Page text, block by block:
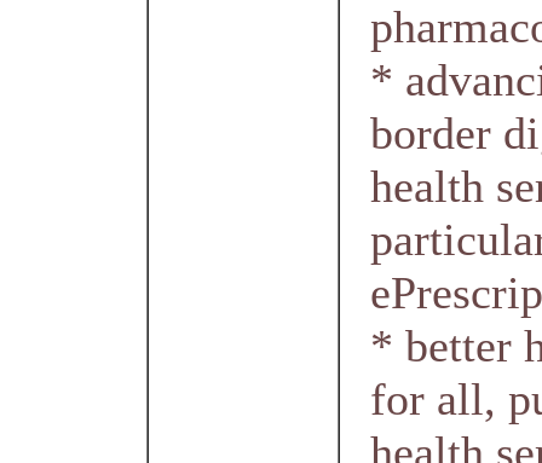
*
border
health
* better
for all,
health